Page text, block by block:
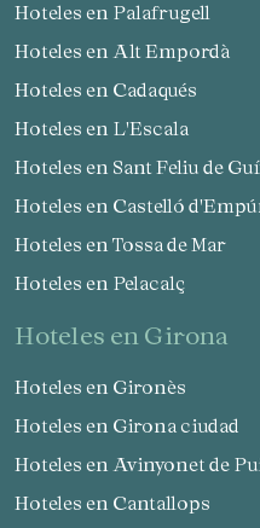
Hoteles en Palafrugell
Hoteles en Alt Empordà
Hoteles en Cadaqués
Hoteles en L'Escala
Hoteles en Sant Feliu de
Hoteles en Castelló
Hoteles en Tossa de Mar
Hoteles en Pelacalç
hoteles en Girona
Hoteles en Gironès
Hoteles en Girona ciudad
Hoteles en Avinyonet de
Hoteles en Cantallops